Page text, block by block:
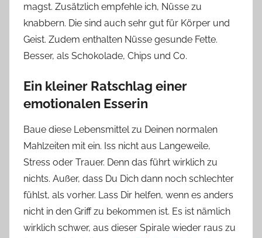
magst. Zusätzlich empfehle ich, Nüsse zu
knabbern. Die sind auch sehr gut für Körper und
Geist. Zudem enthalten Nüsse gesunde Fette.
Besser, als Schokolade, Chips und Co.
Ein kleiner Ratschlag einer
emotionalen Esserin
Baue diese Lebensmittel zu Deinen normalen
Mahlzeiten mit ein. Iss nicht aus Langeweile,
Stress oder Trauer. Denn das führt wirklich zu
nichts. Außer, dass Du Dich dann noch schlechter
fühlst, als vorher. Lass Dir helfen, wenn es anders
nicht in den Griff zu bekommen ist. Es ist nämlich
wirklich schwer, aus dieser Spirale wieder raus zu